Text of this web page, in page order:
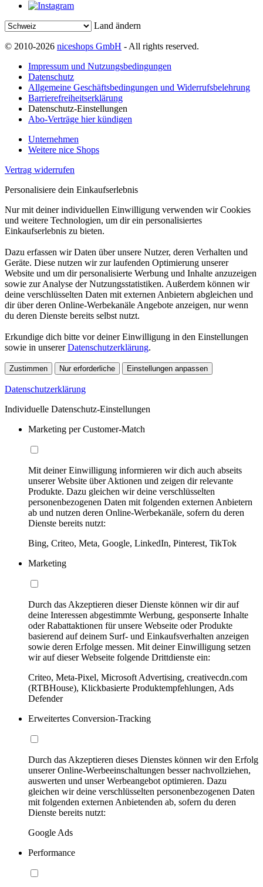
Land ändern
© 2010-2026 niceshops GmbH - All rights reserved.
Impressum und Nutzungsbedingungen
Datenschutz
Allgemeine Geschäftsbedingungen und Widerrufsbelehrung
Barrierefreiheitserklärung
Datenschutz-Einstellungen
Abo-Verträge hier kündigen
Unternehmen
Weitere nice Shops
Vertrag widerrufen
Personalisiere dein Einkaufserlebnis
Nur mit deiner individuellen Einwilligung verwenden wir Cookies
und weitere Technologien, um dir ein personalisiertes
Einkaufserlebnis zu bieten.
Dazu erfassen wir Daten über unsere Nutzer, deren Verhalten und
Geräte. Diese nutzen wir zur laufenden Optimierung unserer
Website und um dir personalisierte Werbung und Inhalte anzuzeigen
sowie zur Analyse der Nutzungsstatistiken. Außerdem können wir
deine verschlüsselten Daten mit externen Anbietern abgleichen und
dir über deren Online-Werbekanäle Angebote anzeigen, nur wenn
du deren Dienste bereits selbst nutzt.
Erkundige dich bitte vor deiner Einwilligung in den Einstellungen
sowie in unsererDatenschutzerklärung.
Zustimmen Nur erforderliche Einstellungen anpassen
Datenschutzerklärung
Individuelle Datenschutz-Einstellungen
Marketing per Customer-Match
Mit deiner Einwilligung informieren wir dich auch abseits
unserer Website über Aktionen und zeigen dir relevante
Produkte. Dazu gleichen wir deine verschlüsselten
personenbezogenen Daten mit folgenden externen Anbietern
ab und nutzen deren Online-Werbekanäle, sofern du deren
Dienste bereits nutzt:
Bing, Criteo, Meta, Google, LinkedIn, Pinterest, TikTok
Marketing
Durch das Akzeptieren dieser Dienste können wir dir auf
deine Interessen abgestimmte Werbung, gesponserte Inhalte
oder Rabattaktionen für unsere Webseite oder Produkte
basierend auf deinem Surf- und Einkaufsverhalten anzeigen
sowie deren Erfolge messen. Mit deiner Einwilligung setzen
wir auf dieser Webseite folgende Drittdienste ein:
Criteo, Meta-Pixel, Microsoft Advertising, creativecdn.com
(RTBHouse), Klickbasierte Produktempfehlungen, Ads
Defender
Erweitertes Conversion-Tracking
Durch das Akzeptieren dieses Dienstes können wir den Erfolg
unserer Online-Werbeeinschaltungen besser nachvollziehen,
auswerten und unser Werbeangebot optimieren. Dazu
gleichen wir deine verschlüsselten personenbezogenen Daten
mit folgenden externen Anbietenden ab, sofern du deren
Dienste bereits nutzt:
Google Ads
Performance